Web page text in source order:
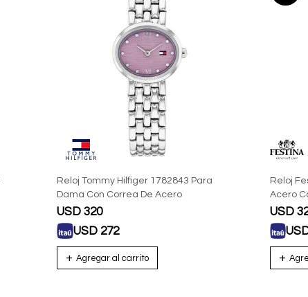
Reloj Tommy Hilfiger 1782843 Para
Dama Con Correa De Acero
USD 320
USD 272
Reloj
Acero
USD